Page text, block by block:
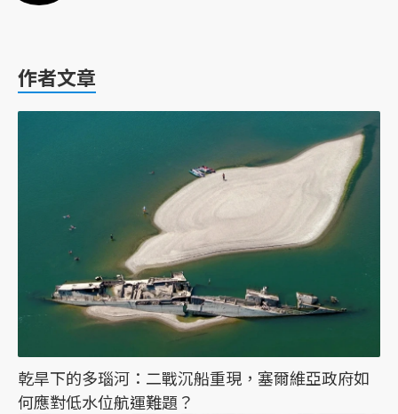
作者文章
乾旱下的多瑙河：二戰沉船重現，塞爾維亞政府如
何應對低水位航運難題？